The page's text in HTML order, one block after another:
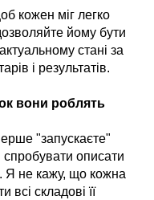
кожен міг легко
йому бути
стані за
і результатів.
вони роблять
"запускаєте"
описати
Я не кажу, що кожна
всі складові її